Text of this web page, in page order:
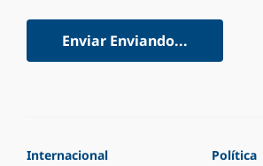
Enviar Enviando...
Internacional Política